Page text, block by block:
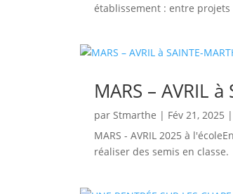
établissement : entre
MARS – AVRIL à
par Stmarthe | Fév 21, 2025 |
MARS - AVRIL 2025 à
réaliser des semis en